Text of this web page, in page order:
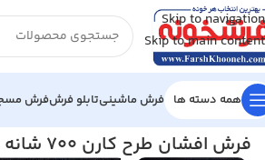
Skip to navigation
Skip to main content
همه دسته ها فرش ماشینیتابلو فرشفرش
خانه/فرش ماشینی
فرش افشان طرح کارن 700 شانه تراکم 2550 (12 رنگ) کد 1104